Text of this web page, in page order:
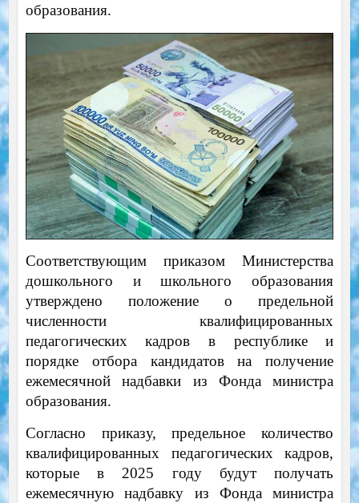
образования.
Соответствующим приказом Министерства
дошкольного и школьного образования
утверждено положение о предельной
численности квалифицированных
педагогических кадров в республике и
порядке отбора кандидатов на получение
ежемесячной надбавки из Фонда министра
образования.
Согласно приказу, предельное количество
квалифицированных педагогических кадров,
которые в 2025 году будут получать
ежемесячную надбавку из Фонда министра